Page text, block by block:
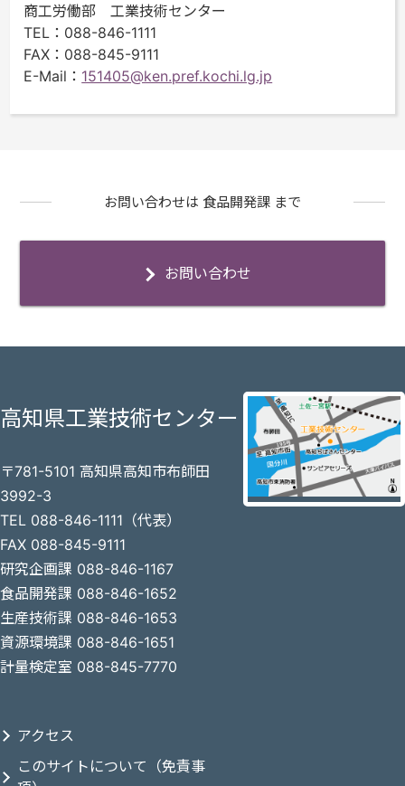
商工労働部 工業技術センター
TEL ：088-846-1111
FAX ：088-845-9111
E-Mail ： 151405@ken.pref.kochi.lg.jp
お問い合わせは 食品開発課 まで
お問い合わせ
高知県工業技術センター
〒781-5101 高知県高知市布師田
3992-3
TEL 088-846-1111（代表）
FAX 088-845-9111
研究企画課 088-846-1167
食品開発課 088-846-1652
生産技術課 088-846-1653
資源環境課 088-846-1651
計量検定室 088-845-7770
アクセス
このサイトについて（免責事